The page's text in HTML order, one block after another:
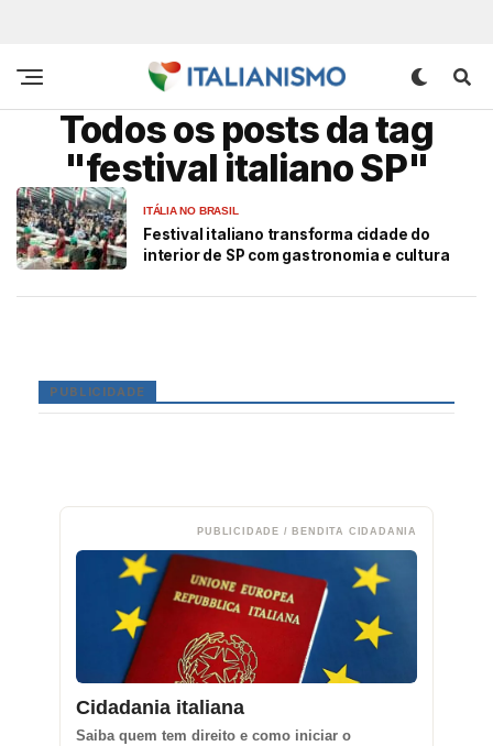
Todos os posts da tag
"festival italiano SP"
ITÁLIA NO BRASIL
Festival italiano transforma cidade do
interior de SP com gastronomia e cultura
PUBLICIDADE
PUBLICIDADE / BENDITA CIDADANIA
Cidadania italiana
Saiba quem tem direito e como iniciar o